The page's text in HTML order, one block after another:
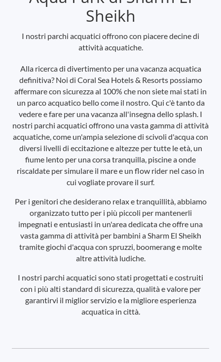
Sheikh
I nostri parchi acquatici offrono con piacere decine di
attività acquatiche.
Alla ricerca di divertimento per una vacanza acquatica
definitiva? Noi di Coral Sea Hotels & Resorts possiamo
affermare con sicurezza al 100% che non siete mai stati in
un parco acquatico bello come il nostro. Qui c'è tanto da
vedere e fare per una vacanza all'insegna dello splash. I
nostri parchi acquatici offrono una vasta gamma di attività
acquatiche, come un'ampia selezione di scivoli d'acqua con
diversi livelli di eccitazione e altezze per tutte le età, un
fiume lento per una corsa tranquilla, piscine a onde
riscaldate per simulare il mare e un flow rider nel caso in
cui vogliate provare il surf.
Per i genitori che desiderano relax e tranquillità, abbiamo
organizzato tutto per i più piccoli per mantenerli
impegnati e entusiasti in un'area dedicata che offre una
vasta gamma di attività per bambini a Sharm El Sheikh
tramite giochi d'acqua con spruzzi, boomerang e molte
altre attività ludiche.
I nostri parchi acquatici sono stati progettati e costruiti
con i più alti standard di sicurezza, qualità e valore per
garantirvi il miglior servizio e la migliore esperienza
acquatica in città.